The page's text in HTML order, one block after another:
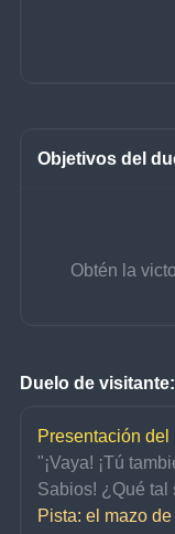
Objetivos del
Obtén la
Duelo de
Presentación del
"¡Vaya! ¡Tú
Sabios! ¿Qué tal
Pista: el mazo